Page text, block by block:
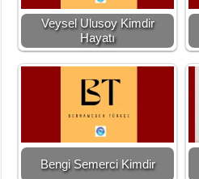
Veysel Ulusoy Kimdir
Hayatı
Bengi Semerci Kimdir